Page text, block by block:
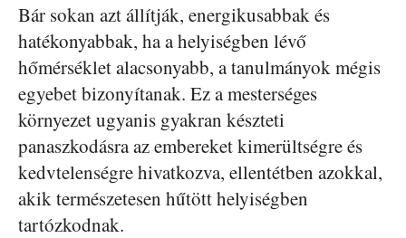
Bár sokan azt állítják, energikusabbak és
hatékonyabbak, ha a helyiségben lévő
hőmérséklet alacsonyabb, a tanulmányok mégis
egyebet bizonyítanak. Ez a mesterséges
környezet ugyanis gyakran készteti
panaszkodásra az embereket kimerültségre és
kedvtelenségre hivatkozva, ellentétben azokkal,
akik természetesen hűtött helyiségben
tartózkodnak.